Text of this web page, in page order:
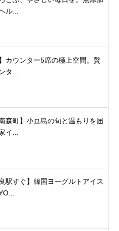
ル...
カウンター5席の極上空間。贅
タ...
森町】小豆島の旬と温もりを届
イ...
駅すぐ】韓国ヨーグルトアイス